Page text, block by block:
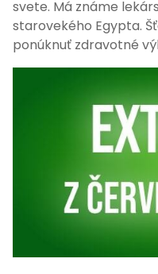
svete. Má známe
starovekého Egypta.
ponúknuť zdravotné